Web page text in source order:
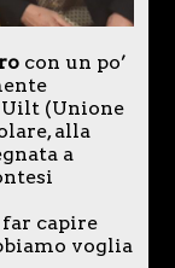
con un po’
(Unione
alla
a
capire
voglia